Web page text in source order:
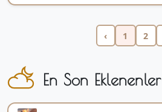
‹ 1 2
En Son Eklenenler